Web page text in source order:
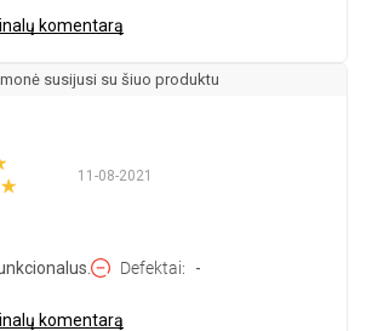
komentarą
susijusi su šiuo produktu
11-08-2021
Defektai -
komentarą